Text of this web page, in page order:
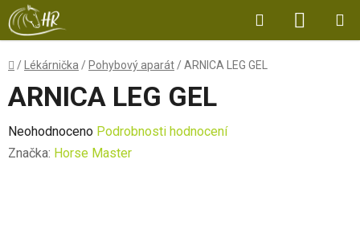
Přejít
na
obsah
Hledat
KOŠÍK
Domů
/ Lékárnička / Pohybový aparát /ARNICA LEG GEL
ARNICA LEG GEL
Průměrné
hodnocení
Neohodnoceno Podrobnosti hodnocení
Značka: Horse Master